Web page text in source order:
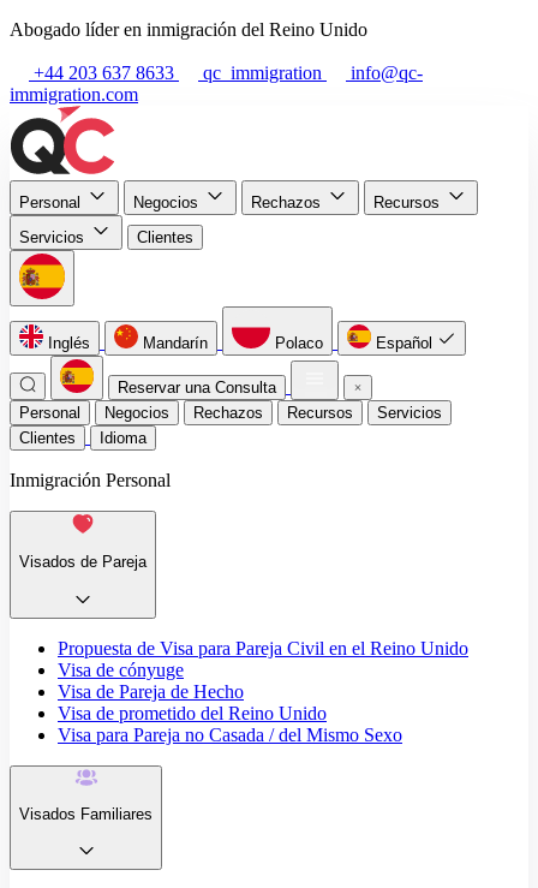
Abogado líder en inmigración del Reino Unido
+44 203 637 8633 qc_immigration
info@qc-
immigration.com
Personal Negocios Rechazos
Recursos
Servicios
Clientes
Inglés Mandarín Polaco Español
Reservar una Consulta
Personal
Negocios Rechazos Recursos
Servicios
Clientes
Idioma
Inmigración Personal
Visados de Pareja
Propuesta de Visa para Pareja Civil en el Reino Unido
Visa de cónyuge
Visa de Pareja de Hecho
Visa de prometido del Reino Unido
Visa para Pareja no Casada / del Mismo Sexo
Visados Familiares